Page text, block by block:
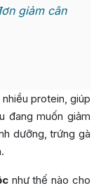
giảm cân
protein, giúp
đang muốn giảm
dưỡng, trứng gà
như thế nào cho